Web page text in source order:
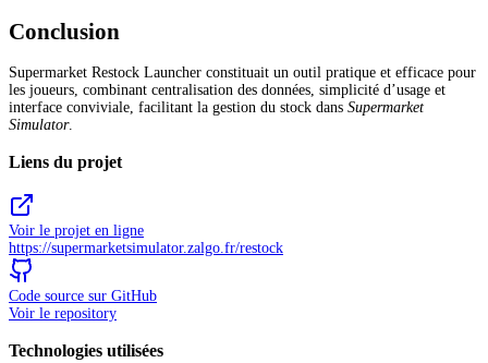
Conclusion
Supermarket Restock Launcher constituait un outil pratique et efficace pour
les joueurs, combinant centralisation des données, simplicité d’usage et
interface conviviale, facilitant la gestion du stock dans Supermarket
Simulator.
Liens du projet
Voir le projet en ligne
https://supermarketsimulator.zalgo.fr/restock
Code source sur GitHub
Voir le repository
Technologies utilisées